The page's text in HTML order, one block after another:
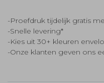
-Proefdruk tijdelijk gratis
-Snelle levering*
-Kies uit 30+ kleuren
-Onze klanten geven ons